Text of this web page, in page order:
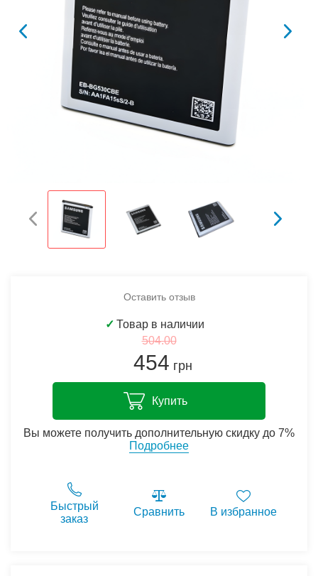
Оставить отзыв
✓ Товар в наличии
504.00
454 грн
Купить
Вы можете получить дополнительную скидку до 7%
Подробнее
Быстрый
заказ
Сравнить В избранное